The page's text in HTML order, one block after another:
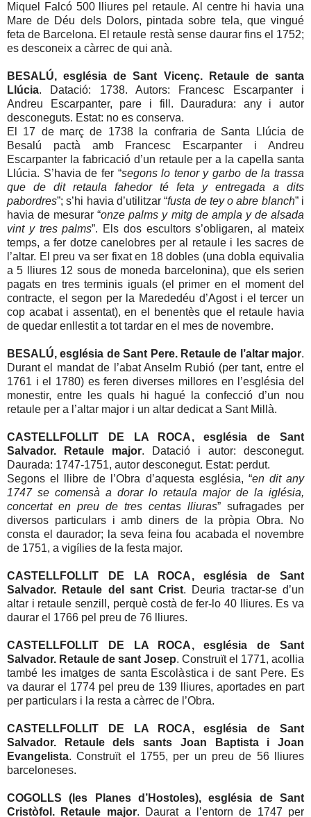
Miquel Falcó 500 lliures pel retaule. Al centre hi havia una
Mare de Déu dels Dolors, pintada sobre tela, que vingué
feta de Barcelona. El retaule restà sense daurar fins el 1752;
es desconeix a càrrec de qui anà.
BESALÚ, església de Sant Vicenç. Retaule de santa
Llúcia. Datació: 1738. Autors: Francesc Escarpanter i
Andreu Escarpanter, pare i fill. Dauradura: any i autor
desconeguts. Estat: no es conserva.
El 17 de març de 1738 la confraria de Santa Llúcia de
Besalú pactà amb Francesc Escarpanter i Andreu
Escarpanter la fabricació d’un retaule per a la capella santa
Llúcia. S’havia de fer “segons lo tenor y garbo de la trassa
que de dit retaula fahedor té feta y entregada a dits
pabordres”; s’hi havia d’utilitzar “fusta de tey o abre blanch” i
havia de mesurar “onze palms y mitg de ampla y de alsada
vint y tres palms”. Els dos escultors s’obligaren, al mateix
temps, a fer dotze canelobres per al retaule i les sacres de
l’altar. El preu va ser fixat en 18 dobles (una dobla equivalia
a 5 lliures 12 sous de moneda barcelonina), que els serien
pagats en tres terminis iguals (el primer en el moment del
contracte, el segon per la Marededéu d’Agost i el tercer un
cop acabat i assentat), en el benentès que el retaule havia
de quedar enllestit a tot tardar en el mes de novembre.
BESALÚ, església de Sant Pere. Retaule de l’altar major.
Durant el mandat de l’abat Anselm Rubió (per tant, entre el
1761 i el 1780) es feren diverses millores en l’església del
monestir, entre les quals hi hagué la confecció d’un nou
retaule per a l’altar major i un altar dedicat a Sant Millà.
CASTELLFOLLIT DE LA ROCA, església de Sant
Salvador. Retaule major. Datació i autor: desconegut.
Daurada: 1747-1751, autor desconegut. Estat: perdut.
Segons el llibre de l’Obra d’aquesta església, “en dit any
1747 se comensà a dorar lo retaula major de la iglésia,
concertat en preu de tres centas lliuras” sufragades per
diversos particulars i amb diners de la pròpia Obra. No
consta el daurador; la seva feina fou acabada el novembre
de 1751, a vigílies de la festa major.
CASTELLFOLLIT DE LA ROCA, església de Sant
Salvador. Retaule del sant Crist. Deuria tractar-se d’un
altar i retaule senzill, perquè costà de fer-lo 40 lliures. Es va
daurar el 1766 pel preu de 76 lliures.
CASTELLFOLLIT DE LA ROCA, església de Sant
Salvador. Retaule de sant Josep. Construït el 1771, acollia
també les imatges de santa Escolàstica i de sant Pere. Es
va daurar el 1774 pel preu de 139 lliures, aportades en part
per particulars i la resta a càrrec de l’Obra.
CASTELLFOLLIT DE LA ROCA, església de Sant
Salvador. Retaule dels sants Joan Baptista i Joan
Evangelista. Construït el 1755, per un preu de 56 lliures
barceloneses.
COGOLLS (les Planes d’Hostoles), església de Sant
Cristòfol. Retaule major. Daurat a l’entorn de 1747 per